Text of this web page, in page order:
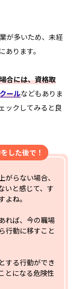
が多いため、未経
ります。
合には、資格取
ールなどもありま
ックしてみると良
した後で！
らない場合、
いと感じて、す
ね。
れば、今の職場
行動に移すこと
する行動ができ
とになる危険性